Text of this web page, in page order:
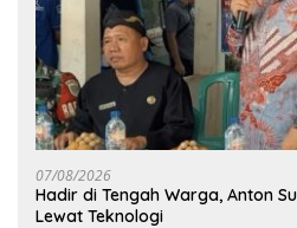
07/08/2026
Hadir di Tengah Warga, Anton
Lewat Teknologi